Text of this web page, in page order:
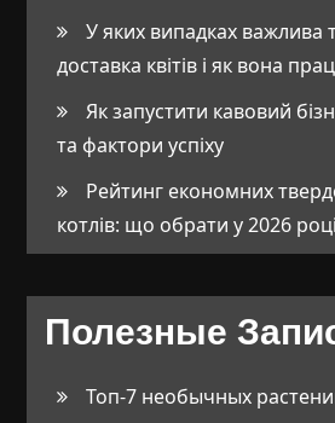
У яких випадках важлива
доставка квітів і як вона
Як запустити кавовий
та фактори успіху
Рейтинг економних
котлів: що обрати у 2026 році
Полезные
Топ-7 необычных